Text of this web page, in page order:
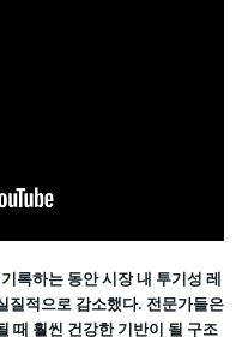
록하는 동안 시장 내 투기성 레
질적으로 감소했다. 전문가들은
때 훨씬 건강한 기반이 될 구조